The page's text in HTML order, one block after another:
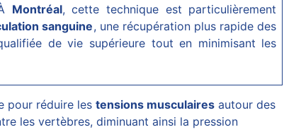
Montréal, cette technique est particulièrement
sanguine, une récupération plus rapide des
de vie supérieure tout en minimisant les
pour réduire lestensions musculaires autour des
les vertèbres, diminuant ainsi la pression